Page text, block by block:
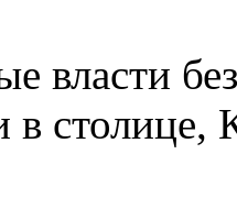
власти
в